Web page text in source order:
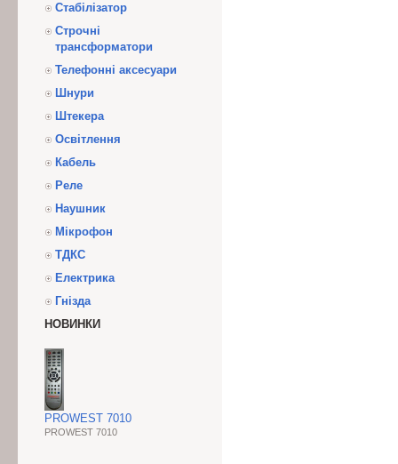
Стабілізатор
Строчні
трансформатори
Телефонні аксесуари
Шнури
Штекера
Освітлення
Кабель
Реле
Наушник
Мікрофон
ТДКС
Електрика
Гнізда
НОВИНКИ
PROWEST 7010
PROWEST 7010